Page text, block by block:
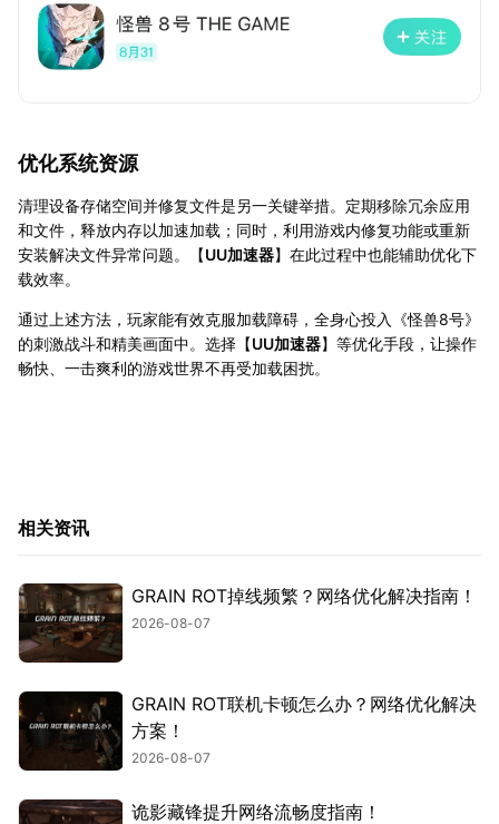
优化系统资源
清理设备存储空间并修复文件是另一关键举措。定期移除冗余应用
和文件，释放内存以加速加载；同时，利用游戏内修复功能或重新
安装解决文件异常问题。【UU加速器】在此过程中也能辅助优化下
载效率。
通过上述方法，玩家能有效克服加载障碍，全身心投入《怪兽8号》
的刺激战斗和精美画面中。选择【UU加速器】等优化手段，让操作
畅快、一击爽利的游戏世界不再受加载困扰。
相关资讯
GRAIN ROT掉线频繁？网络优化解决指南！
2026-08-07
GRAIN ROT联机卡顿怎么办？网络优化解决
方案！
2026-08-07
诡影藏锋提升网络流畅度指南！